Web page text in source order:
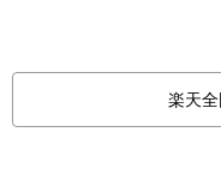
楽天